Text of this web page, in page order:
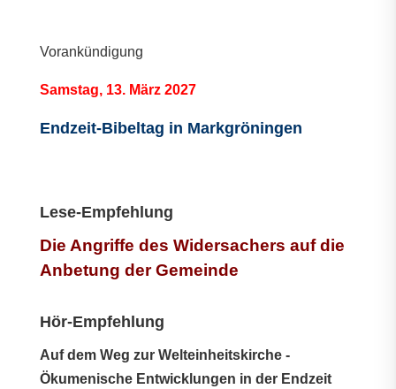
Vorankündigung
Samstag, 13. März 2027
Endzeit-Bibeltag in Markgröningen
Lese-Empfehlung
Die Angriffe des Widersachers auf die
Anbetung der Gemeinde
Hör-Empfehlung
Auf dem Weg zur Welteinheitskirche -
Ökumenische Entwicklungen in der Endzeit